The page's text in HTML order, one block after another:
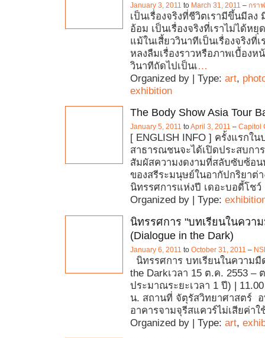
January 3, 2011 to March 31, 2011 – กรา
เป็นเรื่องจริงที่ชีวิตเรามีขึ้นมีลง
อ้อม เป็นเรื่องจริงที่เราไม่ได้ห
แม้ในเสี้ยววินาทีเป็นเรื่องจริงที่
หลงลืมเรื่องราวหรือภาพเบื้องห
วินาทีถัดไปเป็นเ…
Organized by | Type: art,
exhibition
The Body Show Asia Tour
January 5, 2011 toApril 3, 2011 – Capitol
[ ENGLISH INFO ] ครั้งแรกใน
สาธารณชนจะได้เปิดประสบกา
สัมผัสความงดงามที่สลับซับซ้อ
ของสรีระมนุษย์ในอากัปกริยาต่
นิทรรศการแห่งปี เดอะบอดี้โชว์
Organized by | Type:
นิทรรศการ "บทเรียนในควา
(Dialogue in the Dark)
January 6, 2011 to October 31, 2011 –
นิทรรศการ บทเรียนในความมื
the Darkเวลา 15 ต.ค. 2553 –
ประมาณระยะเวลา 1 ปี) |
น. สถานที่ จัตุรัสวิทยาศาสตร์
อาคารจามจุรีสแควร์ไม่เสียค่าใ
Organized by | Type: art,